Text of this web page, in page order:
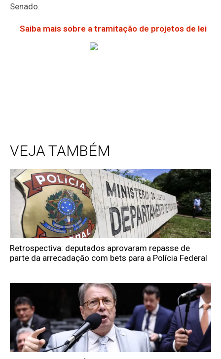
Senado.
Saiba mais sobre a tramitação de projetos de lei
VEJA TAMBÉM
Retrospectiva: deputados aprovaram repasse de
parte da arrecadação com bets para a Polícia Federal